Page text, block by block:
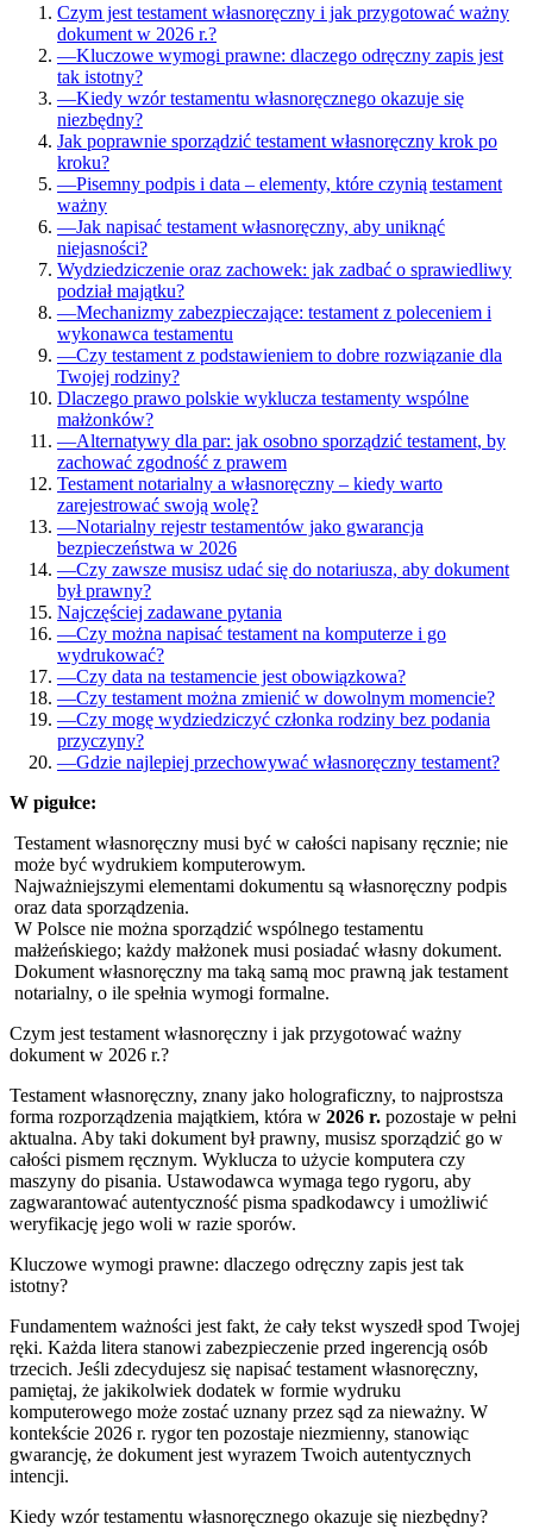
Czym jest testament własnoręczny i jak przygotować ważny
dokument w 2026 r.?
—Kluczowe wymogi prawne: dlaczego odręczny zapis jest
tak istotny?
—Kiedy wzór testamentu własnoręcznego okazuje się
niezbędny?
Jak poprawnie sporządzić testament własnoręczny krok po
kroku?
—Pisemny podpis i data – elementy, które czynią testament
ważny
—Jak napisać testament własnoręczny, aby uniknąć
niejasności?
Wydziedziczenie oraz zachowek: jak zadbać o sprawiedliwy
podział majątku?
—Mechanizmy zabezpieczające: testament z poleceniem i
wykonawca testamentu
—Czy testament z podstawieniem to dobre rozwiązanie dla
Twojej rodziny?
Dlaczego prawo polskie wyklucza testamenty wspólne
małżonków?
—Alternatywy dla par: jak osobno sporządzić testament, by
zachować zgodność z prawem
Testament notarialny a własnoręczny – kiedy warto
zarejestrować swoją wolę?
—Notarialny rejestr testamentów jako gwarancja
bezpieczeństwa w 2026
—Czy zawsze musisz udać się do notariusza, aby dokument
był prawny?
Najczęściej zadawane pytania
—Czy można napisać testament na komputerze i go
wydrukować?
—Czy data na testamencie jest obowiązkowa?
—Czy testament można zmienić w dowolnym momencie?
—Czy mogę wydziedziczyć członka rodziny bez podania
przyczyny?
—Gdzie najlepiej przechowywać własnoręczny testament?
W pigułce:
Testament własnoręczny musi być w całości napisany ręcznie; nie
może być wydrukiem komputerowym.
Najważniejszymi elementami dokumentu są własnoręczny podpis
oraz data sporządzenia.
W Polsce nie można sporządzić wspólnego testamentu
małżeńskiego; każdy małżonek musi posiadać własny dokument.
Dokument własnoręczny ma taką samą moc prawną jak testament
notarialny, o ile spełnia wymogi formalne.
Czym jest testament własnoręczny i jak przygotować ważny
dokument w 2026 r.?
Testament własnoręczny, znany jako holograficzny, to najprostsza
forma rozporządzenia majątkiem, która w 2026 r. pozostaje w pełni
aktualna. Aby taki dokument był prawny, musisz sporządzić go w
całości pismem ręcznym. Wyklucza to użycie komputera czy
maszyny do pisania. Ustawodawca wymaga tego rygoru, aby
zagwarantować autentyczność pisma spadkodawcy i umożliwić
weryfikację jego woli w razie sporów.
Kluczowe wymogi prawne: dlaczego odręczny zapis jest tak
istotny?
Fundamentem ważności jest fakt, że cały tekst wyszedł spod Twojej
ręki. Każda litera stanowi zabezpieczenie przed ingerencją osób
trzecich. Jeśli zdecydujesz się napisać testament własnoręczny,
pamiętaj, że jakikolwiek dodatek w formie wydruku
komputerowego może zostać uznany przez sąd za nieważny. W
kontekście 2026 r. rygor ten pozostaje niezmienny, stanowiąc
gwarancję, że dokument jest wyrazem Twoich autentycznych
intencji.
Kiedy wzór testamentu własnoręcznego okazuje się niezbędny?